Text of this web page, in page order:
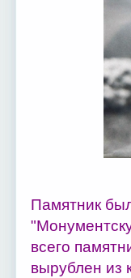
Памятник
всего
вырублен из